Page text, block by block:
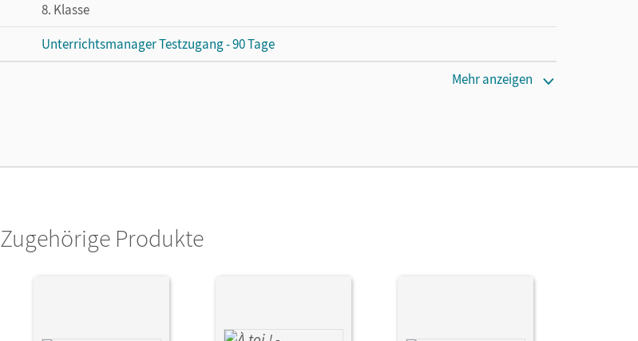
8. Klasse
Unterrichtsmanager Testzugang - 90 Tage
Mehr anzeigen
Zugehörige Produkte